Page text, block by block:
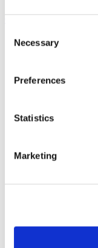
Selection
Necessary
Preferences
Statistics
Marketing